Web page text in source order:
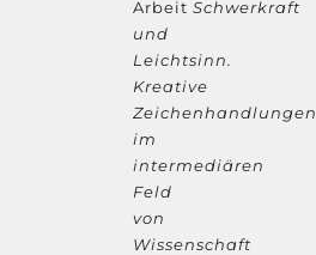
Arbeit Schwerkraft
und
Leichtsinn.
Kreative
Zeichenhandlungen
im
intermediären
Feld
von
Wissenschaft